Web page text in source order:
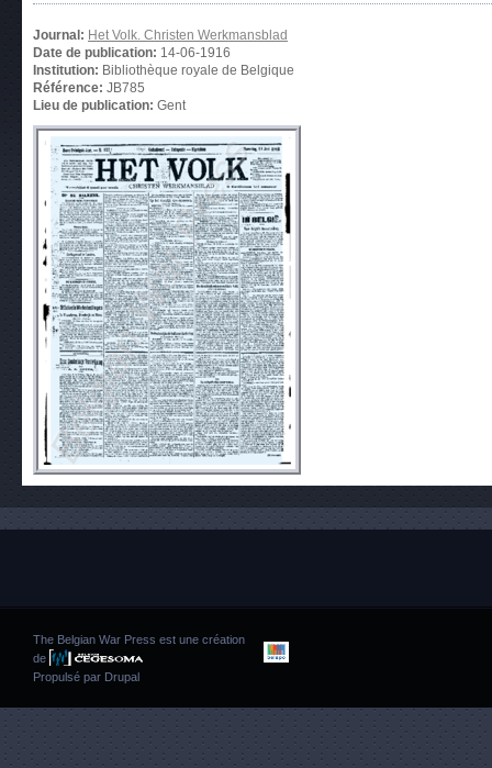
Journal: Het Volk. Christen Werkmansblad
Date de publication: 14-06-1916
Institution: Bibliothèque royale de Belgique
Référence: JB785
Lieu de publication: Gent
The Belgian War Press est une création
de
Propulsé par Drupal